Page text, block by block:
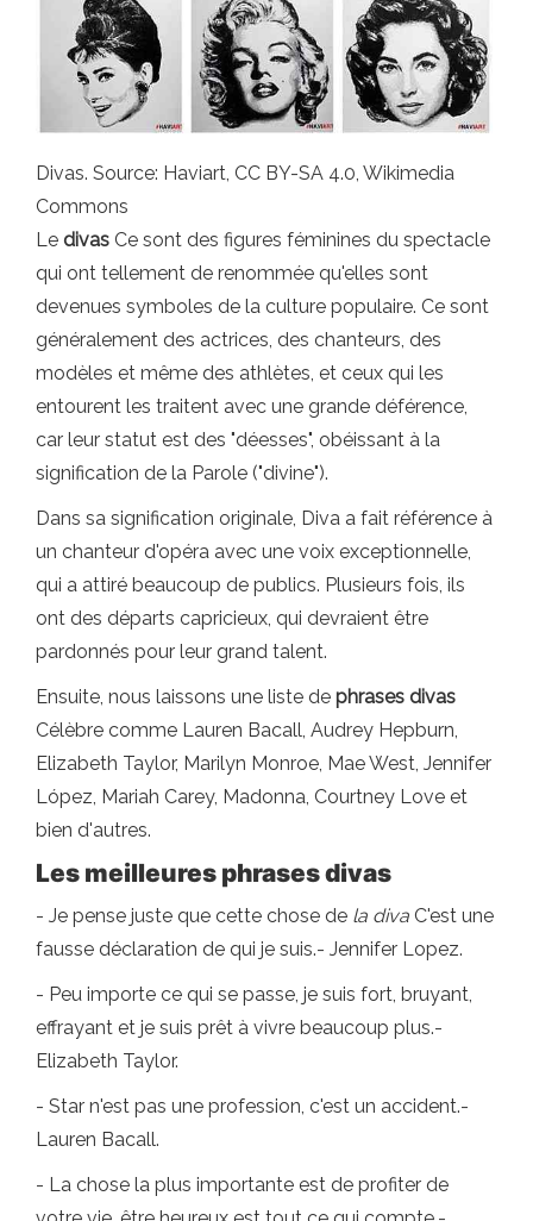
Divas. Source: Haviart, CC BY-SA 4.0, Wikimedia
Commons
Le divas Ce sont des figures féminines du spectacle
qui ont tellement de renommée qu'elles sont
devenues symboles de la culture populaire. Ce sont
généralement des actrices, des chanteurs, des
modèles et même des athlètes, et ceux qui les
entourent les traitent avec une grande déférence,
car leur statut est des "déesses", obéissant à la
signification de la Parole ("divine").
Dans sa signification originale, Diva a fait référence à
un chanteur d'opéra avec une voix exceptionnelle,
qui a attiré beaucoup de publics. Plusieurs fois, ils
ont des départs capricieux, qui devraient être
pardonnés pour leur grand talent.
Ensuite, nous laissons une liste de phrases divas
Célèbre comme Lauren Bacall, Audrey Hepburn,
Elizabeth Taylor, Marilyn Monroe, Mae West, Jennifer
López, Mariah Carey, Madonna, Courtney Love et
bien d'autres.
Les meilleures phrases divas
- Je pense juste que cette chose de la diva C'est une
fausse déclaration de qui je suis.- Jennifer Lopez.
- Peu importe ce qui se passe, je suis fort, bruyant,
effrayant et je suis prêt à vivre beaucoup plus.-
Elizabeth Taylor.
- Star n'est pas une profession, c'est un accident.-
Lauren Bacall.
- La chose la plus importante est de profiter de